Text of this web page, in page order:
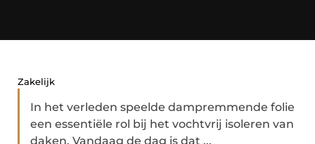
Zakelijk
In het verleden speelde dampremmende folie
een essentiële rol bij het vochtvrij isoleren van
daken. Vandaag de dag is dat ...